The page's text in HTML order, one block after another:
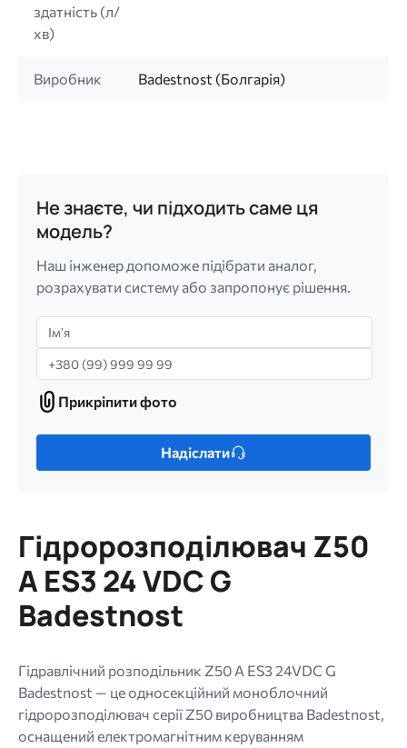
здатність (л/
хв)
Виробник Badestnost (Болгарія)
Не знаєте, чи підходить саме ця
модель?
Наш інженер допоможе підібрати аналог,
розрахувати систему або запропонує рішення.
Імʼя
Телефон
Прикріпити
фото
Прикріпити фото
Лише
МБ.
Дозволені
типи:
gif
jpg
png.
Надіслати
Гідророзподілювач Z50
A ES3 24 VDC G
Badestnost
Гідравлічний розподільник Z50 A ES3 24VDC G
Badestnost — це односекційний моноблочний
гідророзподілювач серії Z50 виробництва Badestnost,
оснащений електромагнітним керуванням